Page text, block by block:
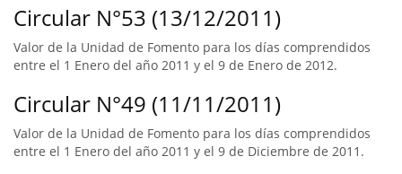
Circular N°53 (13/12/2011)
Valor de la Unidad de Fomento para los días comprendidos
entre el 1 Enero del año 2011 y el 9 de Enero de 2012.
Circular N°49 (11/11/2011)
Valor de la Unidad de Fomento para los días comprendidos
entre el 1 Enero del año 2011 y el 9 de Diciembre de 2011.